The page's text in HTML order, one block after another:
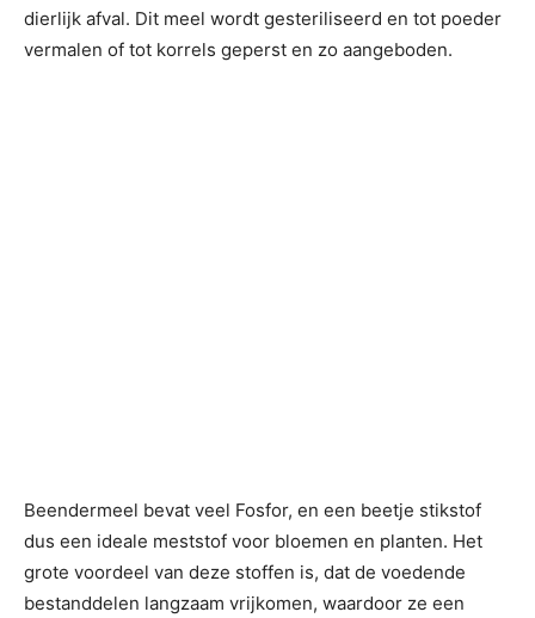
dierlijk afval. Dit meel wordt gesteriliseerd en tot poeder
vermalen of tot korrels geperst en zo aangeboden.
Beendermeel bevat veel Fosfor, en een beetje stikstof
dus een ideale meststof voor bloemen en planten. Het
grote voordeel van deze stoffen is, dat de voedende
bestanddelen langzaam vrijkomen, waardoor ze een